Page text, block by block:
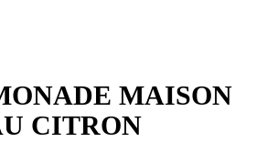
MAISON
CITRON